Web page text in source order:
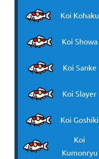
Koi Kohaku
Koi Showa
Koi Sanke
Koi Slayer
Koi Goshiki
Koi
Kumonryu